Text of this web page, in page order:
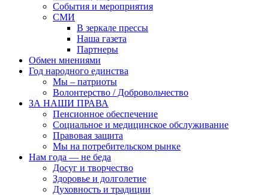
События и мероприятия
СМИ
В зеркале прессы
Наша газета
Партнеры
Обмен мнениями
Год народного единства
Мы – патриоты
Волонтерство / Добровольчество
ЗА НАШИ ПРАВА
Пенсионное обеспечение
Социальное и медицинское обслуживание
Правовая защита
Мы на потребительском рынке
Нам года — не беда
Досуг и творчество
Здоровье и долголетие
Духовность и традиции